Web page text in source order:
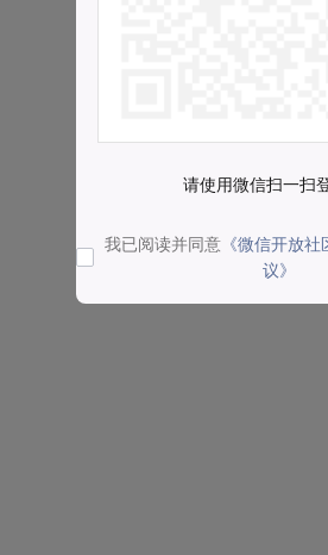
请使用微信扫一扫
我已阅读并同意 《微信开放
议》